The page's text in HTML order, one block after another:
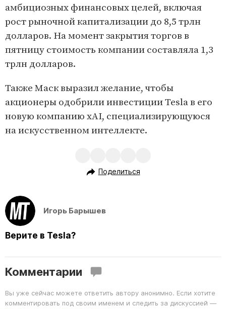
амбициозных финансовых целей, включая
рост рыночной капитализации до 8,5 трлн
долларов. На момент закрытия торгов в
пятницу стоимость компании составляла 1,3
трлн долларов.
Также Маск выразил желание, чтобы
акционеры одобрили инвестиции Tesla в его
новую компанию xAI, специализирующуюся
на искусственном интеллекте.
Поделиться
Игорь Барышев
Верите в Tesla?
Комментарии
Вы уже сейчас можете ответить автору анонимно. Если хотите
комментировать под своим именем и следить за дискуссией —